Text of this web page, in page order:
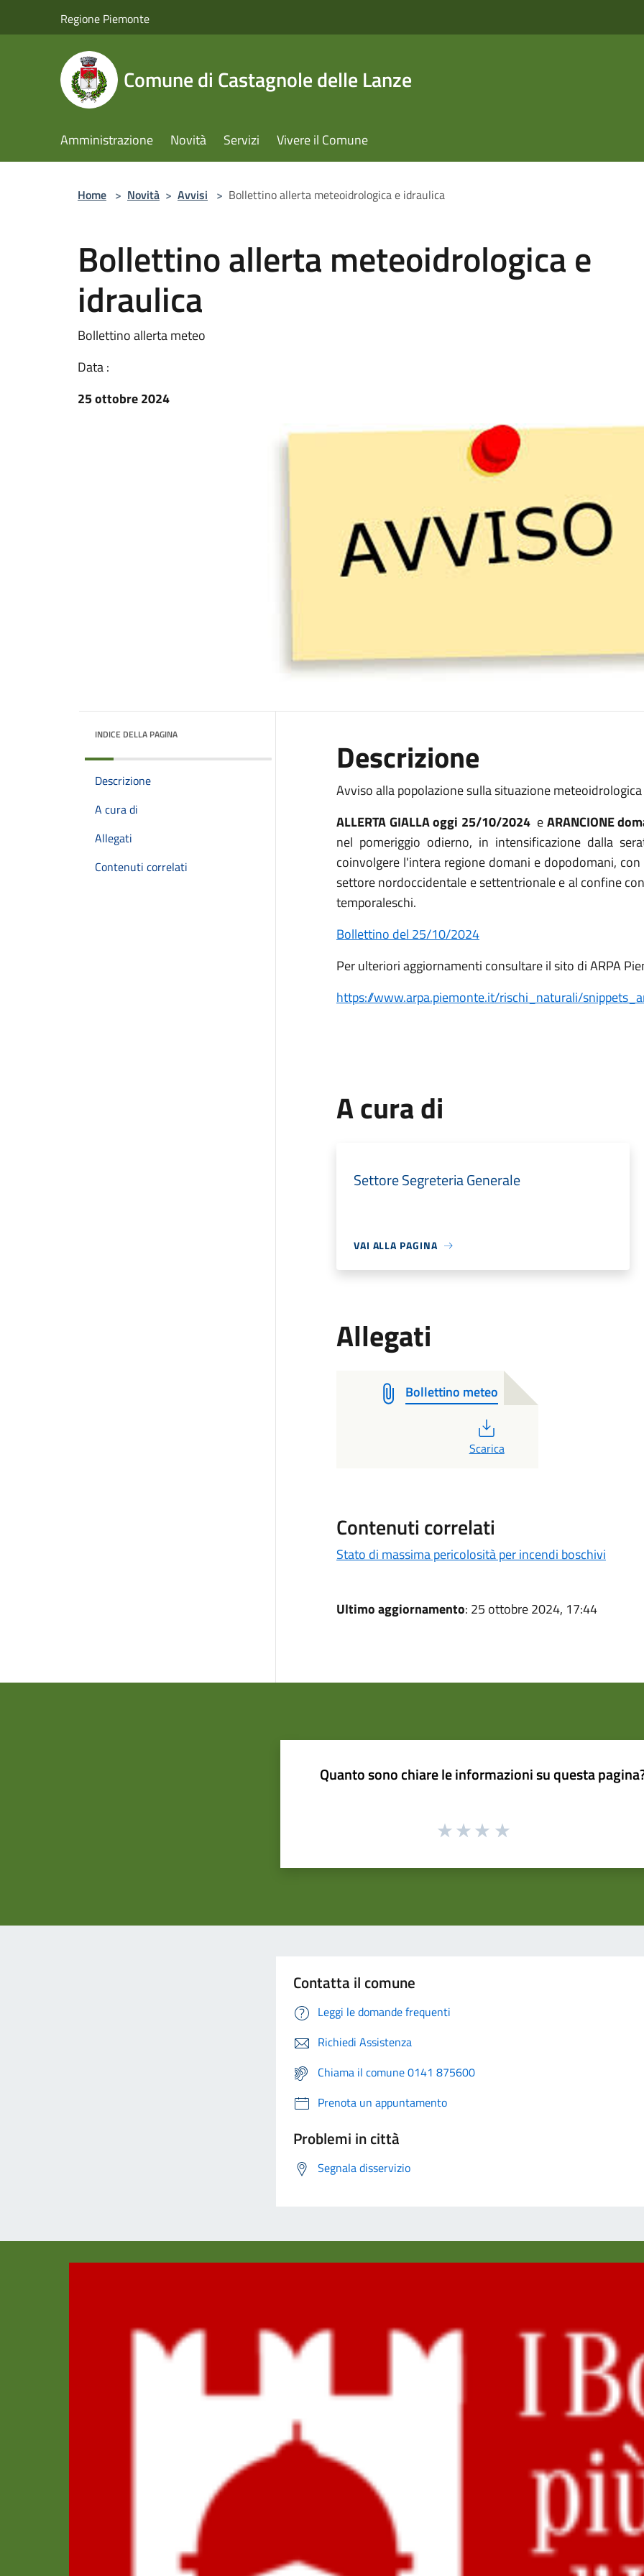
Regione Piemonte
Comune di Castagnole delle Lanze
Amministrazione Novità Servizi Vivere il Comune
Home > Novità > Avvisi > Bollettino allerta meteoidrologica e idraulica
Bollettino allerta meteoidrologica e
idraulica
Bollettino allerta meteo
Data :
25 ottobre 2024
INDICE DELLA PAGINA
Descrizione
A cura di
Allegati
Contenuti correlati
Descrizione
Avviso alla popolazione sulla situazione
ALLERTA GIALLA oggi 25/10/2024 eARANCIONE
nel pomeriggio odierno, in intensificazione dalla
coinvolgere l'intera regione domani e dopodomani,
settore nordoccidentale e settentrionale e al confine
temporaleschi.
Bollettino del 25/10/2024
Per ulteriori aggiornamenti consultare il sito di ARPA
https://www.arpa.piemonte.it/rischi_naturali/
A cura di
Settore Segreteria Generale
VAI ALLA PAGINA
Allegati
Bollettino meteo
Scarica
Contenuti correlati
Stato di massima pericolosità per incendi boschivi
Ultimo aggiornamento: 25 ottobre 2024, 17:44
Quanto sono chiare le informazioni su questa
Contatta il comune
Leggi le domande frequenti
Richiedi Assistenza
Chiama il comune 0141 875600
Prenota un appuntamento
Problemi in città
Segnala disservizio